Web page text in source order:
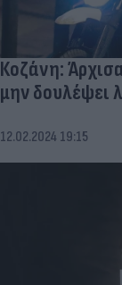
Κοζάνη:
μην δουλέψει
12.02.2024 19:15